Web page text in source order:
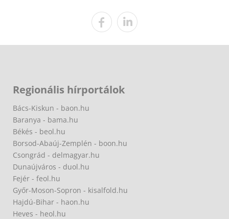
Regionális hírportálok
Bács-Kiskun - baon.hu
Baranya - bama.hu
Békés - beol.hu
Borsod-Abaúj-Zemplén - boon.hu
Csongrád - delmagyar.hu
Dunaújváros - duol.hu
Fejér - feol.hu
Győr-Moson-Sopron - kisalfold.hu
Hajdú-Bihar - haon.hu
Heves - heol.hu